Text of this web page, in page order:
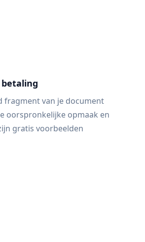
fragment van je document
oorspronkelijke opmaak en
gratis voorbeelden